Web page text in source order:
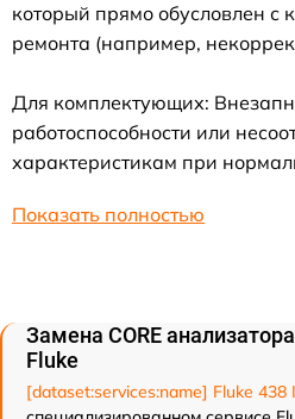
который прямо обусловлен с
ремонта (например,
Для комплектующих:
работоспособности или
характеристикам при
Показать полностью
Замена CORE
Fluke
[dataset:services:name] Fluke 438